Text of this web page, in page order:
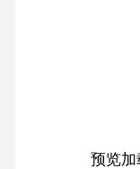
预览加